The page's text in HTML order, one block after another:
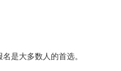
是大多数人的首选。